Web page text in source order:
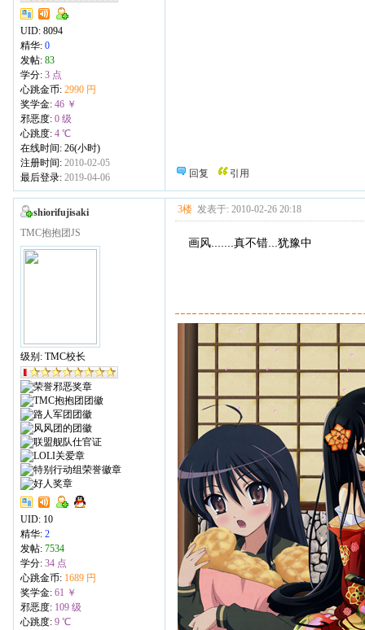
UID: 8094
精华: 0
发帖: 83
学分: 3 点
心跳金币: 2990 円
奖学金: 46 ￥
邪恶度: 0 级
心跳度: 4 ℃
在线时间: 26(小时)
注册时间: 2010-02-05
最后登录: 2019-04-06 回复 引用
shiorifujisaki
TMC抱抱团JS
级别: TMC校长
UID: 10
精华: 2
发帖: 7534
学分: 34 点
心跳金币: 1689 円
奖学金: 61 ￥
邪恶度: 109 级
心跳度: 9 ℃
3楼 发表于: 2010-02-26 20:18
画风.......真不错...犹豫中